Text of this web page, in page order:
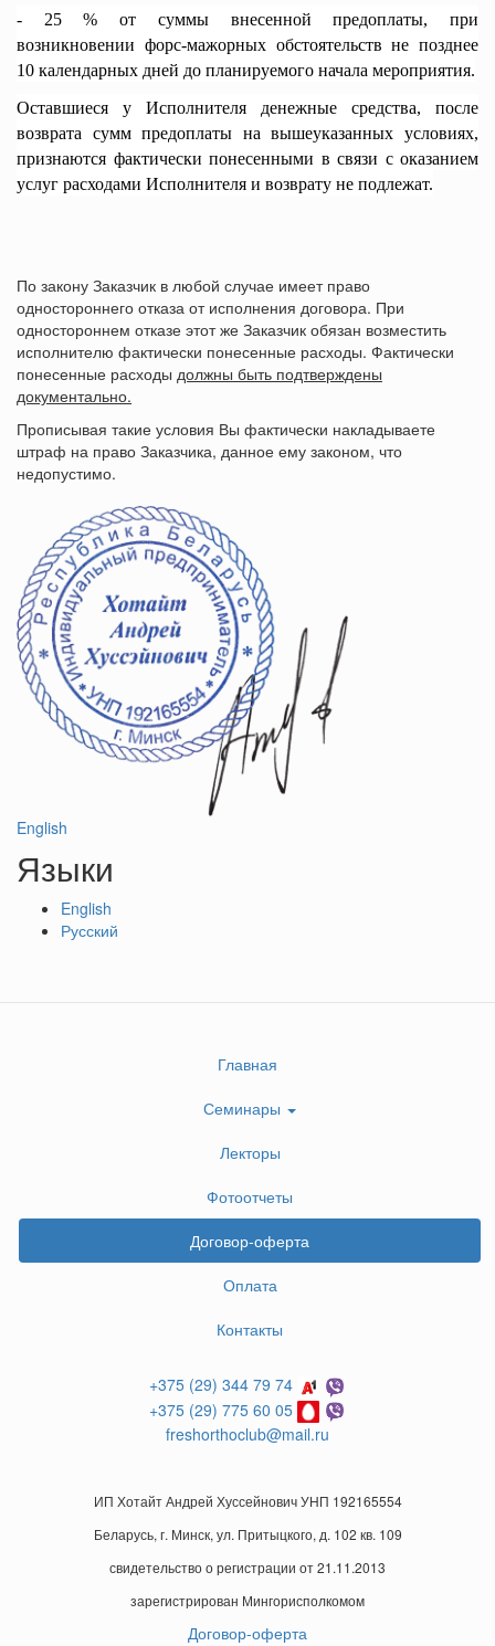
- 25 % от суммы внесенной предоплаты, при
возникновении форс-мажорных обстоятельств не позднее
10 календарных дней до планируемого начала мероприятия.
Оставшиеся у Исполнителя денежные средства, после
возврата сумм предоплаты на вышеуказанных условиях,
признаются фактически понесенными в связи с оказанием
услуг расходами Исполнителя и возврату не подлежат.
По закону Заказчик в любой случае имеет право
одностороннего отказа от исполнения договора. При
одностороннем отказе этот же Заказчик обязан возместить
исполнителю фактически понесенные расходы. Фактически
понесенные расходы должны быть подтверждены
документально.
Прописывая такие условия Вы фактически накладываете
штраф на право Заказчика, данное ему законом, что
недопустимо.
English
Языки
English
Русский
Главная
Семинары
Лекторы
Фотоотчеты
Договор-оферта
Оплата
Контакты
+375 (29) 344 79 74
+375 (29) 775 60 05
freshorthoclub@mail.ru
ИП Хотайт Андрей Хуссейнович УНП 192165554
Беларусь, г. Минск, ул. Притыцкого, д. 102 кв. 109
свидетельство о регистрации от 21.11.2013
зарегистрирован Мингорисполкомом
Договор-оферта